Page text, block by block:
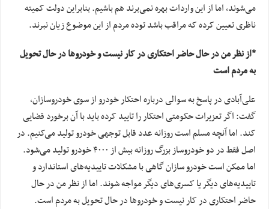
می‌شوند، اما از این واردات بهره نمی‌برند هم باشیم. بنابراین دولت کمیته
ناظری تعیین کرده که مراقب باشد توده مردم از این موضوع زیان نبرند.
*از نظر من در حال حاضر احتکاری در کار نیست و خودروها در حال تحویل
به مردم است
علی‌آبادی در پاسخ به سوالی درباره احتکار خودرو از سوی خودروسازان،
گفت: اگر تعزیرات حکومتی احتکار را تایید کرده باید با آن برخورد قضایی
کند. اما آنچه مسلم است روزانه عدد قابل توجهی خودرو تولید می‌کنیم. در
اصل فقط در دو خودروساز بزرگ روزانه بیش از ۴۰۰۰ خودرو تولید می‌شود.
اما ممکن است خودرو سازان گاهی با مشکلات تاییدیه‌های استاندارد و
تاییدیه‌های دیگر یا کسری‌های دیگر مواجه شوند. اما از نظر من در حال
حاضر احتکاری در کار نیست و خودروها در حال تحویل به مردم است.